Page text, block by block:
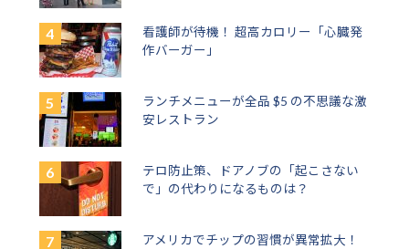
看護師が待機！ 超高カロリー「心臓発
作バーガー」
ランチメニューが全品 $5 の不思議な激
安レストラン
テロ防止策、ドアノブの「起こさない
で」の代わりになるものは？
アメリカでチップの習慣が異常拡大！